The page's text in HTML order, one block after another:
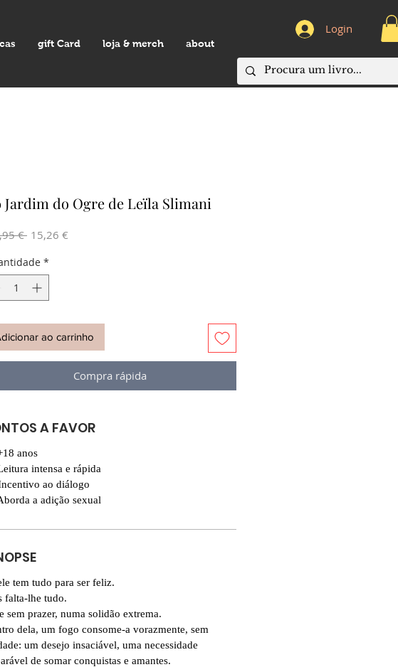
gift Card loja & merch about
Login
Jardim do Ogre de Leïla Slimani
€ Preço
15,26 €
*
ao carrinho
Compra rápida
A FAVOR
anos
intensa e rápida
ao diálogo
a adição sexual
tem tudo para ser feliz.
falta-lhe tudo.
sem prazer, numa solidão extrema.
dela, um fogo consome-a vorazmente, sem
um desejo insaciável, uma necessidade
de somar conquistas e amantes.